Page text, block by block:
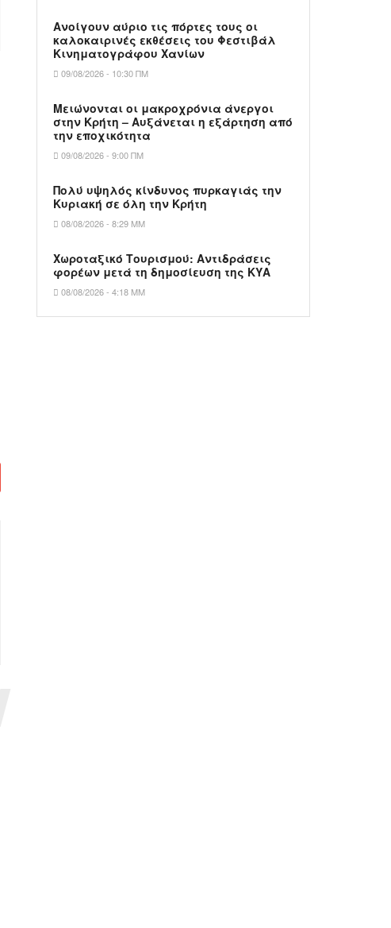
Ανοίγουν αύριο τις πόρτες τους οι
καλοκαιρινές εκθέσεις του Φεστιβάλ
Κινηματογράφου Χανίων
09/08/2026 - 10:30 ΠΜ
Μειώνονται οι μακροχρόνια άνεργοι
στην Κρήτη – Αυξάνεται η εξάρτηση από
την εποχικότητα
09/08/2026 - 9:00 ΠΜ
Πολύ υψηλός κίνδυνος πυρκαγιάς την
Κυριακή σε όλη την Κρήτη
08/08/2026 - 8:29 ΜΜ
Χωροταξικό Τουρισμού: Αντιδράσεις
φορέων μετά τη δημοσίευση της ΚΥΑ
08/08/2026 - 4:18 ΜΜ